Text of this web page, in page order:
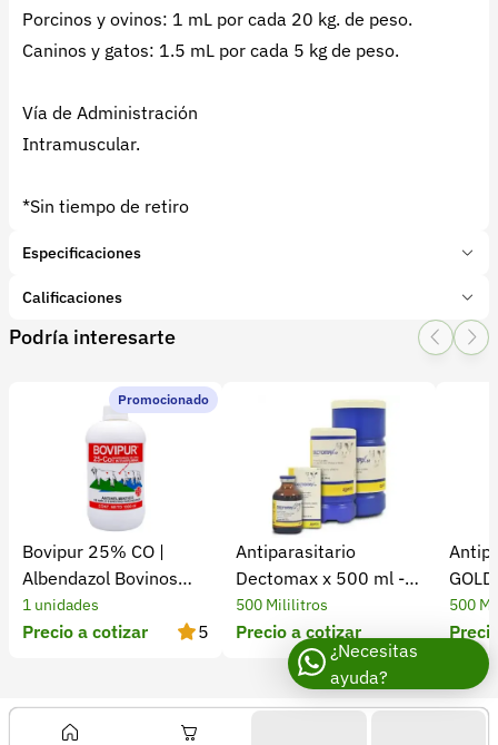
Porcinos y ovinos: 1 mL por cada 20 kg. de peso.
Caninos y gatos: 1.5 mL por cada 5 kg de peso.
Vía de Administración
Intramuscular.
*Sin tiempo de retiro
Especificaciones
Marca:
Farmabio
Tipo de producto:Insumo
Subcategoría:Vitaminas
Calificaciones
1 Star
2 Star
3 Star4 Star
0 calificaciones
5 Estrellas
4 Estrellas
3 Estrellas
2 Estrellas
1 Estrellas
Podría interesarte
Promocionado
Bovipur 25% CO |
Albendazol Bovinos
Antiparasitario
1 unidades
Precio a cotizar 5
Antiparasitario
Dectomax x 500 ml -
Tierragro
500 Mililitros
Precio a cotizar
500
¿Necesitas
ayuda?